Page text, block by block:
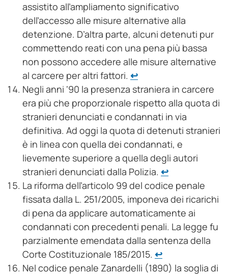
assistito all’ampliamento significativo
dell’accesso alle misure alternative alla
detenzione. D’altra parte, alcuni detenuti pur
commettendo reati con una pena più bassa
non possono accedere alle misure alternative
al carcere per altri fattori. ↩︎
Negli anni ‘90 la presenza straniera in carcere
era più che proporzionale rispetto alla quota di
stranieri denunciati e condannati in via
definitiva. Ad oggi la quota di detenuti stranieri
è in linea con quella dei condannati, e
lievemente superiore a quella degli autori
stranieri denunciati dalla Polizia. ↩︎
La riforma dell’articolo 99 del codice penale
fissata dalla L. 251/2005, imponeva dei ricarichi
di pena da applicare automaticamente ai
condannati con precedenti penali. La legge fu
parzialmente emendata dalla sentenza della
Corte Costituzionale 185/2015. ↩︎
Nel codice penale Zanardelli (1890) la soglia di